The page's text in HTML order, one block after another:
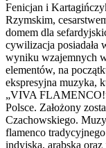
Fenicjan i
Rzymskim,
domem dla
cywilizacja posiadała
wyniku wzajemnych
elementów, na
ekspresyjna muzyka,
„VIVA
Polsce. Założony
Czachowskiego.
flamenco
indyjską, arabską oraz